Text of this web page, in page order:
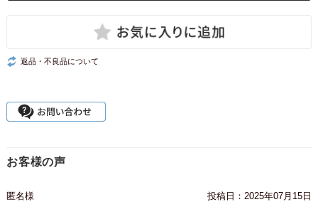
返品・不良品について
お客様の声
匿名様 投稿日： 2025年07月15日